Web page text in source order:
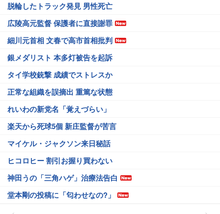
脱輪したトラック発見 男性死亡
広陵高元監督 保護者に直接謝罪
細川元首相 文春で高市首相批判
銀メダリスト 本多灯被告を起訴
タイ学校銃撃 成績でストレスか
正常な組織を誤摘出 重篤な状態
れいわの新党名「覚えづらい」
楽天から死球5個 新庄監督が苦言
マイケル・ジャクソン来日秘話
ヒコロヒー 割引お握り買わない
神田うの「三角ハゲ」治療法告白
堂本剛の投稿に「匂わせなの?」